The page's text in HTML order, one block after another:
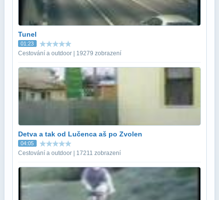
Tunel
01:23
Cestování a outdoor | 19279 zobrazení
Detva a tak od Lučenca aš po Zvolen
04:05
Cestování a outdoor | 17211 zobrazení